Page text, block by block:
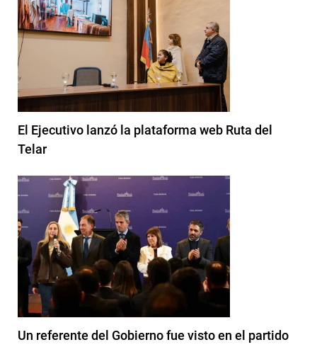
El Ejecutivo lanzó la plataforma web Ruta del
Telar
Un referente del Gobierno fue visto en el partido